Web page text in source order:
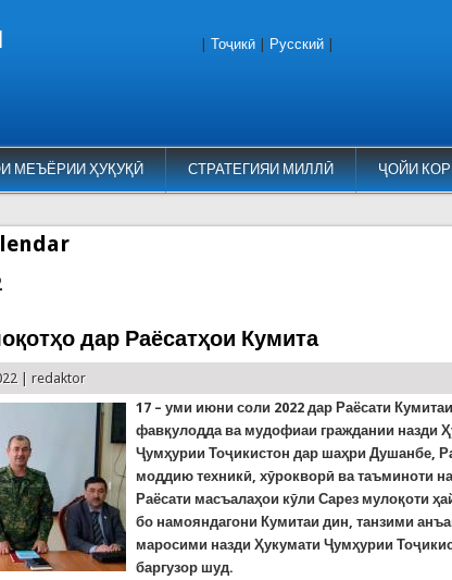
МЕЪЁРИИ ҲУҚУҚӢ СТРАТЕГИЯИ МИЛЛӢ ҶОЙИ
Тоҷикӣ Русский
дар Раёсатҳои Кумита
|redaktor
17 – уми июни соли 2022дар Раёсати
фавқулодда ва мудофиаи граждании назди
Ҷумҳурии Тоҷикистон дар шаҳри Душанбе,
моддию техникӣ, хӯрокворӣ ва таъминоти
Раёсати масъалаҳои кӯли Сарез мулоқоти
бо намояндагони Кумитаи дин, танзими
маросими назди Ҳукумати Ҷумҳурии
баргузор шуд.